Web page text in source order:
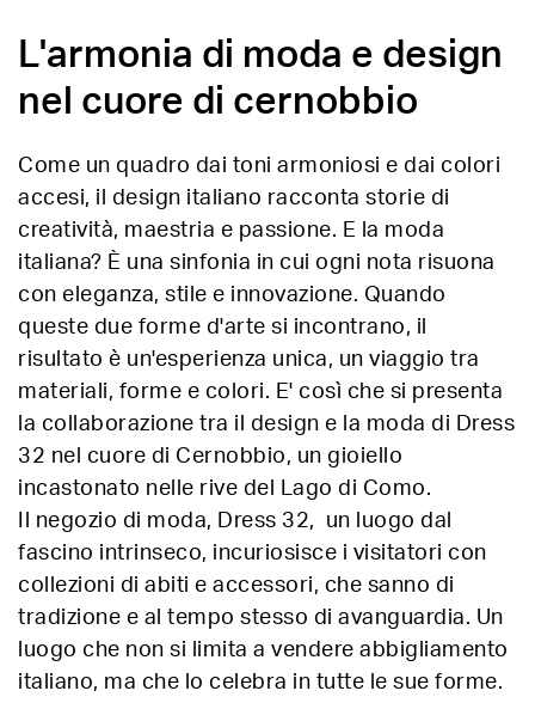
L'armonia di moda e design
nel cuore di cernobbio
Come un quadro dai toni armoniosi e dai colori
accesi, il design italiano racconta storie di
creatività, maestria e passione. E la moda
italiana? È una sinfonia in cui ogni nota risuona
con eleganza, stile e innovazione. Quando
queste due forme d'arte si incontrano, il
risultato è un'esperienza unica, un viaggio tra
materiali, forme e colori. E' così che si presenta
la collaborazione tra il design e la moda di Dress
32 nel cuore di Cernobbio, un gioiello
incastonato nelle rive del Lago di Como.
Il negozio di moda, Dress 32, un luogo dal
fascino intrinseco, incuriosisce i visitatori con
collezioni di abiti e accessori, che sanno di
tradizione e al tempo stesso di avanguardia. Un
luogo che non si limita a vendere abbigliamento
italiano, ma che lo celebra in tutte le sue forme.